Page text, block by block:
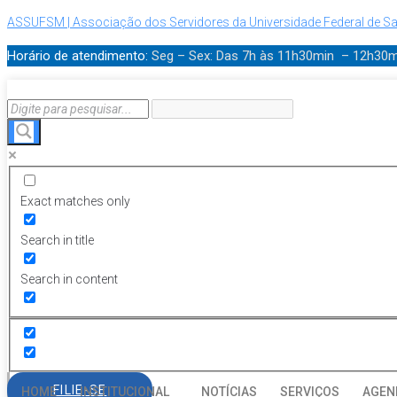
ASSUFSM | Associação dos Servidores da Universidade Federal de
Horário de atendimento: Seg – Sex: Das 7h às 11h30min –
Exact matches only
Search in title
Search in content
HOME INSTITUCIONAL NOTÍCIAS SERVIÇOS
FILIE-SE